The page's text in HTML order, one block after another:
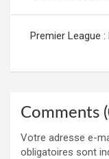
l’article
Premier League
Comments
Votre adresse e-
obligatoires sont